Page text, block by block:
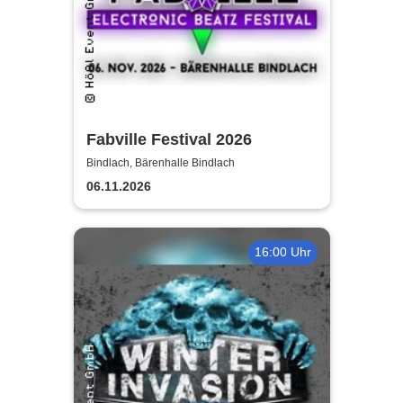
Fabville Festival 2026
Bindlach, Bärenhalle Bindlach
06.11.2026
16:00 Uhr